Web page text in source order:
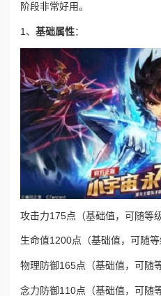
阶段非常好用。
1、 基础属性：
攻击力175点（基础值，可随等
生命值1200点（基础值，可随等
物理防御165点（基础值，可随
念力防御110点（基础值，可随